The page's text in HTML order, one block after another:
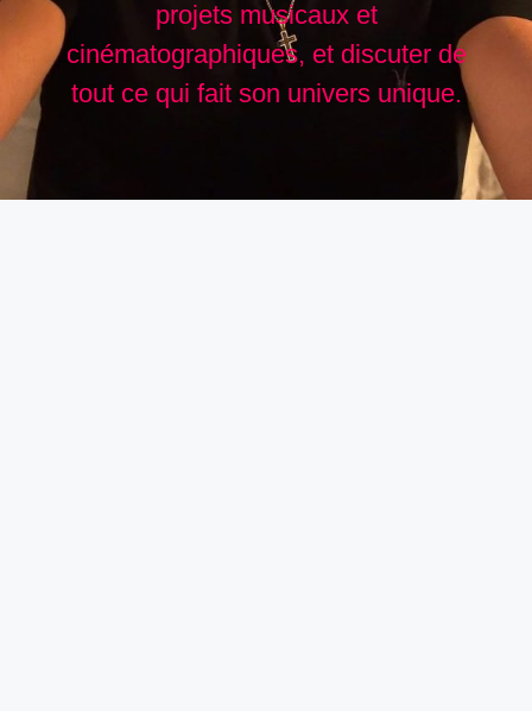
projets musicaux et
cinématographiques, et discuter de
tout ce qui fait son univers unique.